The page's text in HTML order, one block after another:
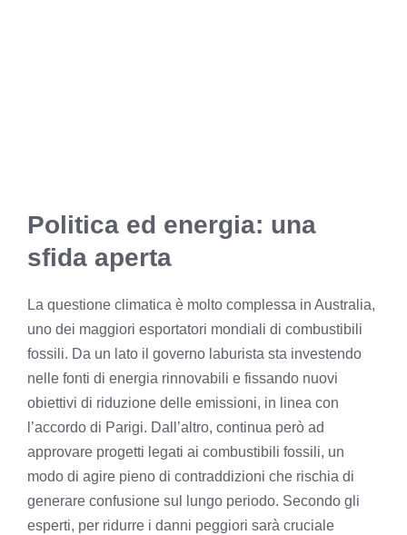
Politica ed energia: una
sfida aperta
La questione climatica è molto complessa in Australia,
uno dei maggiori esportatori mondiali di combustibili
fossili. Da un lato il governo laburista sta investendo
nelle fonti di energia rinnovabili e fissando nuovi
obiettivi di riduzione delle emissioni, in linea con
l’accordo di Parigi. Dall’altro, continua però ad
approvare progetti legati ai combustibili fossili, un
modo di agire pieno di contraddizioni che rischia di
generare confusione sul lungo periodo. Secondo gli
esperti, per ridurre i danni peggiori sarà cruciale